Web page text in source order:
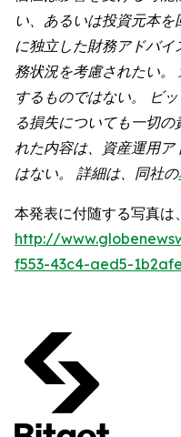
い、あるいは投資元本
に独立した財務アドバ
務状況を考慮されたい
するものではない。 ビ
る損失についても一切
れた内容は、資産運用
はない。 詳細は、同社の
本発表に付随する写真は
http://
f553-43c4-aed5-